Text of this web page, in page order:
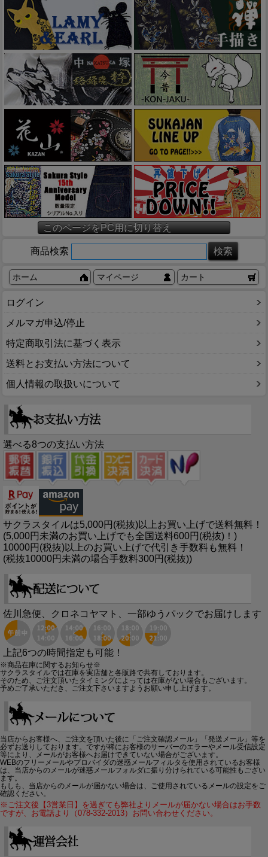
このページをPC用に切り替え
商品検索
ホーム マイページ カート
ログイン
メルマガ申込/停止
特定商取引法に基づく表示
送料とお支払い方法について
個人情報の取扱いについて
選べる8つの支払い方法
サクラスタイルは5,000円(税抜)以上お買い上げで送料無料！
(5,000円未満のお買い上げでも全国送料600円(税抜)！)
10000円(税抜)以上のお買い上げで代引き手数料も無料！
(税抜10000円未満の場合手数料300円(税抜))
佐川急便、クロネコヤマト、一部ゆうパックでお届けします
上記6つの時間指定も可能！
※商品在庫に関するお知らせ※
サクラスタイルでは在庫を実店舗と各販路で共有しております。
そのため、ご注文頂いたタイミングによっては在庫がない場合もございます。
予めご了承いただき、ご注文下さいますようお願い申し上げます。
当店からお客様へ、ご注文を頂いた後に「ご注文確認メール」「発送メール」等を
必ずお送りしております。ですが稀にお客様のサーバーのエラーやメール受信設定
等により、メールがお客様へお届けできていない場合がございます。
WEBのフリーメールやプロバイダの迷惑メールフィルタを使用されているお客様
は、当店からのメールが迷惑メールフォルダに振り分けられている可能性もござい
ます。
もしも、当店からのメールが届かない場合は、ご使用されているメールの設定をご
確認ください。
※ご注文後【3営業日】を過ぎても弊社よりメールが届かない場合はお手数
ですが、お電話より（078-332-2013）お問い合わせください。